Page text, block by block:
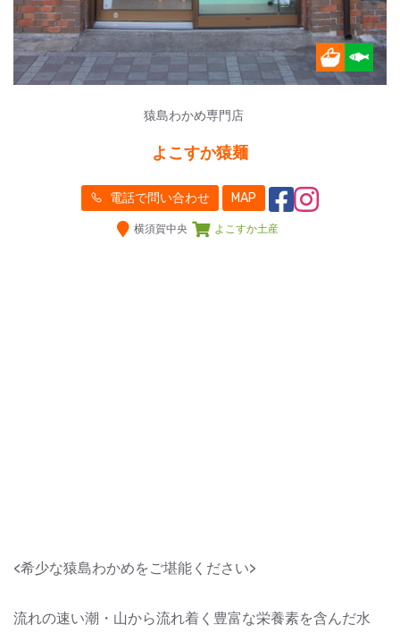
猿島わかめ専門店
よこすか猿麺
電話で問い合わせ MAP
横須賀中央 よこすか土産
<希少な猿島わかめをご堪能ください>
流れの速い潮・山から流れ着く豊富な栄養素を含んだ水